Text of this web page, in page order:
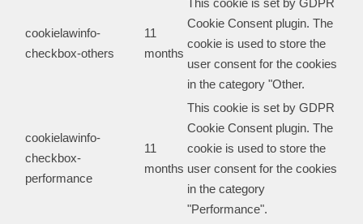
cookielawinfo-
checkbox-others
11
months
Cookie Consent plugin. The
cookie is used to store the
user consent for the cookies
in the category "Other.
cookielawinfo-
checkbox-
performance
11
months
This cookie is set by GDPR
Cookie Consent plugin. The
cookie is used to store the
user consent for the cookies
in the category
"Performance".